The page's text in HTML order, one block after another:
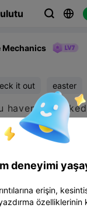
 
Mechanics
it out easter
haven't
up, come
it, we can forge
deneyimi
erişin,
özelliklerinin